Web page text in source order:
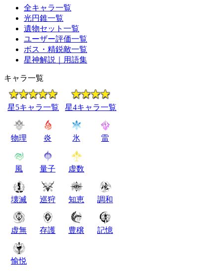
全キャラ一覧
光円錐一覧
遺物セット一覧
ユーザー評価一覧
ボス・精鋭敵一覧
星神解説｜用語集
キャラ一覧
星5キャラ一覧 星4キャラ一覧
物理 炎 氷 雷
風 量子 虚数
壊滅 巡狩 知恵 調和
虚無 存護 豊穣 記憶
愉悦